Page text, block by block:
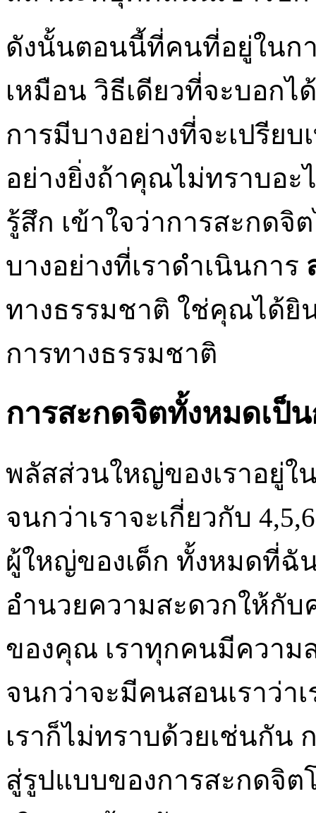
ดังนั้นตอนนี้ที่คนที่อยู่ในก
เหมือน วิธีเดียวที่จะบอก
การมีบางอย่างที่จะเปรีย
อย่างยิ่งถ้าคุณไม่ทราบอะ
รู้สึก เข้าใจว่าการสะกดจิ
บางอย่างที่เราดำเนินการ
ทางธรรมชาติ ใช่คุณได้ยิ
การทางธรรมชาติ
การสะกดจิตทั้งหมดเป็
พลัสส่วนใหญ่ของเราอยู่ใ
จนกว่าเราจะเกี่ยวกับ
ผู้ใหญ่ของเด็ก ทั้งหมดที่ฉั
อำนวยความสะดวกให้กั
ของคุณ เราทุกคนมีความ
จนกว่าจะมีคนสอนเราว่าเ
เราก็ไม่ทราบด้วยเช่นกัน
สู่รูปแบบของการสะกดจิต